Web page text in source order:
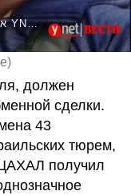
801738#אלישע בן קימון, כתב השטחים של YNET ו"ידיעות אחרונות" בלב טול כרם עם כוחות צה"ל
)
должен
сделки.
43
тюрем,
получил